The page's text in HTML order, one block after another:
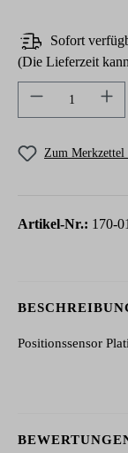
Sofort
(Die Lieferzeit
Produkt
Zum Merkzettel
Artikel-Nr.: 170-
Positionssensor